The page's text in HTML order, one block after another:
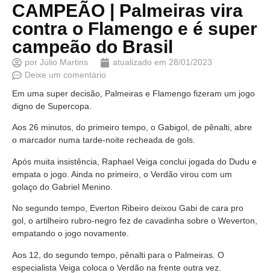
CAMPEÃO | Palmeiras vira
contra o Flamengo e é super
campeão do Brasil
por Júlio Martins atualizado em 28/01/2023
Deixe um comentário
Em uma super decisão, Palmeiras e Flamengo fizeram um jogo
digno de Supercopa.
Aos 26 minutos, do primeiro tempo, o Gabigol, de pênalti, abre
o marcador numa tarde-noite recheada de gols.
Após muita insistência, Raphael Veiga conclui jogada do Dudu e
empata o jogo. Ainda no primeiro, o Verdão virou com um
golaço do Gabriel Menino.
No segundo tempo, Everton Ribeiro deixou Gabi de cara pro
gol, o artilheiro rubro-negro fez de cavadinha sobre o Weverton,
empatando o jogo novamente.
Aos 12, do segundo tempo, pênalti para o Palmeiras. O
especialista Veiga coloca o Verdão na frente outra vez.